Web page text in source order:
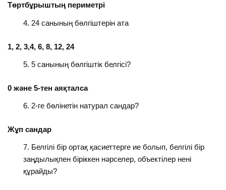
Төртбұрыштың периметрі
24 санының бөлгіштерін ата
1, 2, 3,4, 6, 8, 12, 24
5 санының бөлгіштік белгісі?
0 және 5-тен аяқталса
2-ге бөлінетін натурал сандар?
Жұп сандар
Белгілі бір ортақ қасиеттерге ие болып, белгілі бір
заңдылықпен біріккен нәрселер, объектілер нені
құрайды?